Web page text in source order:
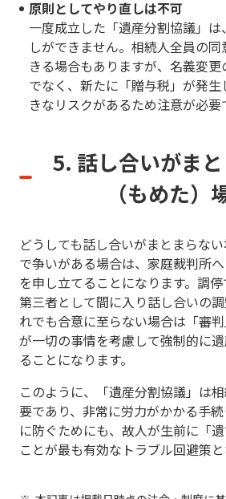
原則としてやり直しは不可
一度成立した「遺産分割協議」
しができません。相続人全員の
きる場合もありますが、名義変
でなく、新たに「贈与税」が発
きなリスクがあるため注意が必要
5. 話し合いがま
（もめた）
どうしても話し合いがまとまらな
で争いがある場合は、家庭裁判所へ
を申し立てることになります。調
第三者として間に入り話し合いの
れでも合意に至らない場合は「審
が一切の事情を考慮して強制的に
ることになります。
このように、「遺産分割協議」は
要であり、非常に労力がかかる手
に防ぐためにも、故人が生前に「
ことが最も有効なトラブル回避策と